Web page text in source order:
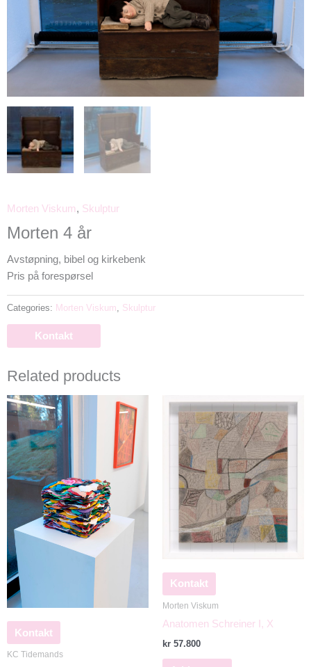
Morten Viskum, Skulptur
Morten 4 år
Avstøpning, bibel og kirkebenk
Pris på forespørsel
Categories: Morten Viskum, Skulptur
Kontakt
Related products
Kontakt
KC Tidemands
Kontakt
Morten Viskum
Anatomen Schreiner I, X
kr 57.800